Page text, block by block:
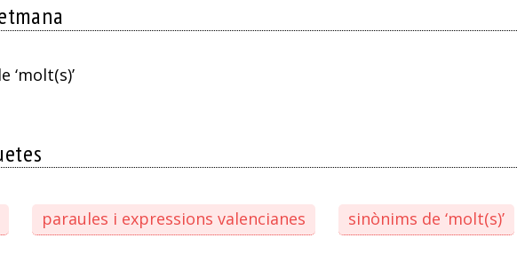
‘molt(s)’
paraules i expressions valencianes sinònims de ‘molt(s)’